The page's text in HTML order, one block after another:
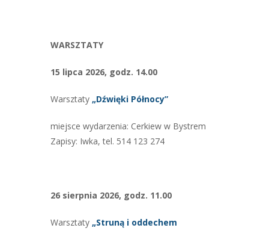
WARSZTATY
15 lipca 2026, godz. 14.00
Warsztaty „Dźwięki Północy”
miejsce wydarzenia: Cerkiew w Bystrem
Zapisy: Iwka, tel. 514 123 274
26 sierpnia 2026, godz. 11.00
Warsztaty „Struną i oddechem